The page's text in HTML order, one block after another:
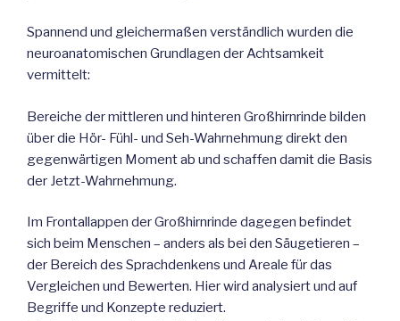
Spannend und gleichermaßen verständlich wurden die
neuroanatomischen Grundlagen der Achtsamkeit
vermittelt:
Bereiche der mittleren und hinteren Großhirnrinde bilden
über die Hör- Fühl- und Seh-Wahrnehmung direkt den
gegenwärtigen Moment ab und schaffen damit die Basis
der Jetzt-Wahrnehmung.
Im Frontallappen der Großhirnrinde dagegen befindet
sich beim Menschen – anders als bei den Säugetieren –
der Bereich des Sprachdenkens und Areale für das
Vergleichen und Bewerten. Hier wird analysiert und auf
Begriffe und Konzepte reduziert.